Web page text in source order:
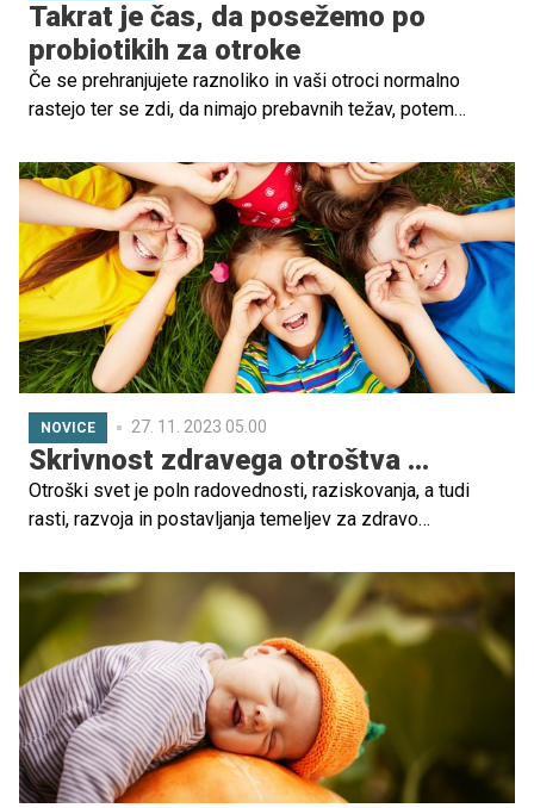
Takrat je čas, da posežemo po
probiotikih za otroke
Če se prehranjujete raznoliko in vaši otroci normalno
rastejo ter se zdi, da nimajo prebavnih težav, potem
pri otroku pojavijo določeni simptomi in znaki, pa je
morda čas, da začnete probiotike dodajati v otrokovo
prehrano. Kaj sploh so probiotiki in kako delujejo?
NOVICE 27. 11. 2023 05.00
Skrivnost zdravega otroštva ...
Otroški svet je poln radovednosti, raziskovanja, a tudi
rasti, razvoja in postavljanja temeljev za zdravo
pogoje za zdravje, ki so v veliki meri odvisni od prehrane
in hranil, ki jih otrok zaužije ...